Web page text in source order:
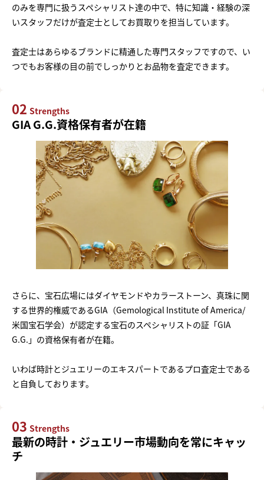
のみを専門に扱うスペシャリスト達の中で、特に知識・経験の深
いスタッフだけが査定士としてお買取りを担当しています。
査定士はあらゆるブランドに精通した専門スタッフですので、い
つでもお客様の目の前でしっかりとお品物を査定できます。
02 Strengths
GIA G.G.資格保有者が在籍
さらに、宝石広場にはダイヤモンドやカラーストーン、真珠に関
する世界的権威であるGIA（Gemological Institute of America/
米国宝石学会）が認定する宝石のスペシャリストの証「GIA
G.G.」の資格保有者が在籍。
いわば時計とジュエリーのエキスパートであるプロ査定士である
と自負しております。
03 Strengths
最新の時計・ジュエリー市場動向を常にキャッ
チ